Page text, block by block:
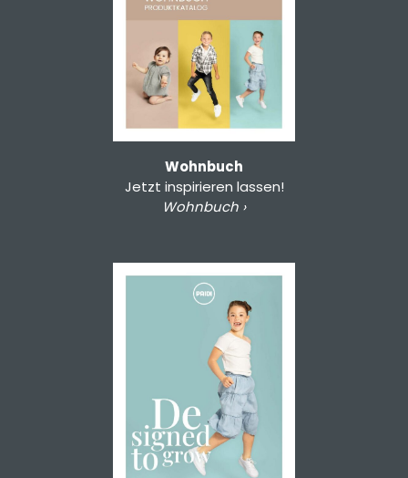
Wohnbuch
Jetzt inspirieren lassen!
Wohnbuch ›